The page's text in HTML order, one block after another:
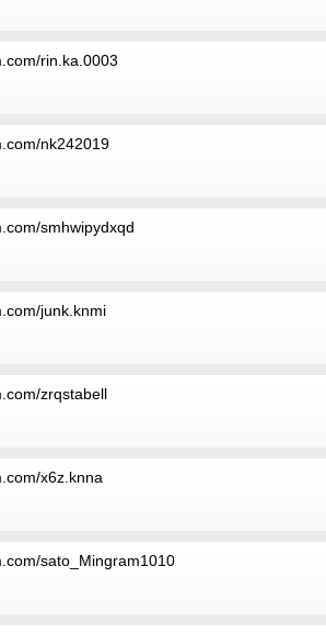
rin.ka.0003
nk242019
smhwipydxqd
junk.knmi
zrqstabell
x6z.knna
sato_Mingram1010